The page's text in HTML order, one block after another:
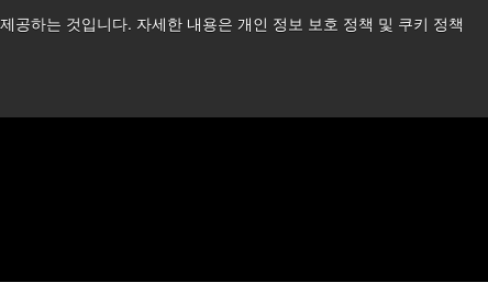
하는 것입니다. 자세한 내용은 개인 정보 보호 정책 및 쿠키 정책
다. 더 읽어보기 →